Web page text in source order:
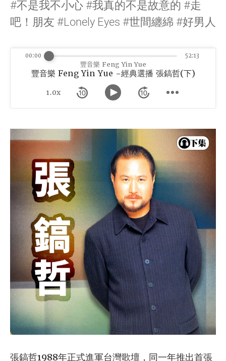
#不是我不小心 #我真的不是故意的 #走
吧！朋友 #Lonely Eyes #世間纏綿 #好男人
豐音樂 Feng Yin Yue
豐音樂 Feng Yin Yue -經典選播 張鎬哲(下)
1.0x
00:00 52:13
張鎬哲1988年正式進軍台灣歌壇，同一年推出首張